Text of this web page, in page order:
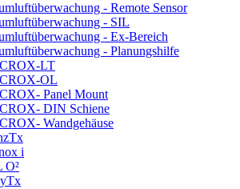
- Remote Sensor
- SIL
- Ex-Bereich
- Planungshilfe
LT
OL
Panel Mount
DIN Schiene
Wandgehäuse
i
O²